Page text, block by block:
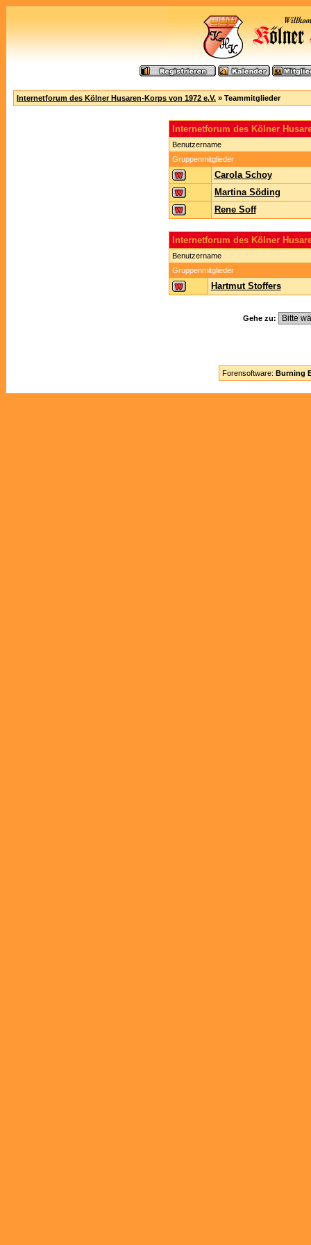
Internetforum des Kölner Husaren-Korps von 1972 e.V. » Teammitglieder
Internetforum des Kölner
Benutzername
Gruppenmitglieder
Carola Schoy
Martina Söding
Rene Soff
Internetforum des Kölner
Benutzername
Gruppenmitglieder
Hartmut Stoffers
Gehe zu:
Forensoftware: Burning